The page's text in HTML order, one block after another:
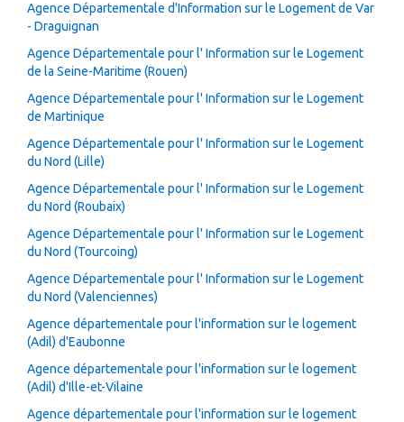
Agence Départementale d'Information sur le Logement de Var
- Draguignan
Agence Départementale pour l' Information sur le Logement
de la Seine-Maritime (Rouen)
Agence Départementale pour l' Information sur le Logement
de Martinique
Agence Départementale pour l' Information sur le Logement
du Nord (Lille)
Agence Départementale pour l' Information sur le Logement
du Nord (Roubaix)
Agence Départementale pour l' Information sur le Logement
du Nord (Tourcoing)
Agence Départementale pour l' Information sur le Logement
du Nord (Valenciennes)
Agence départementale pour l'information sur le logement
(Adil) d'Eaubonne
Agence départementale pour l'information sur le logement
(Adil) d'Ille-et-Vilaine
Agence départementale pour l'information sur le logement